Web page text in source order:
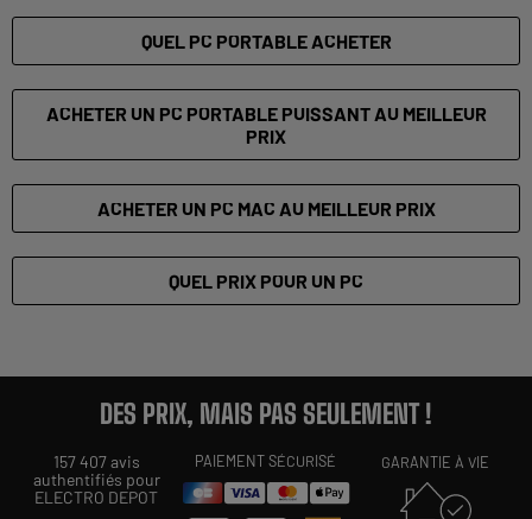
QUEL PC PORTABLE ACHETER
ACHETER UN PC PORTABLE PUISSANT AU MEILLEUR
PRIX
ACHETER UN PC MAC AU MEILLEUR PRIX
QUEL PRIX POUR UN PC
DES PRIX, MAIS PAS SEULEMENT !
157 407 avis
authentifiés pour
ELECTRO DEPOT
PAIEMENT SÉCURISÉ GARANTIE À VIE